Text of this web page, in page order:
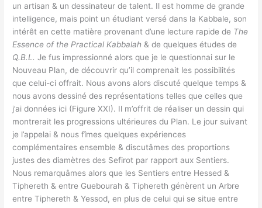
un artisan & un dessinateur de talent. Il est homme de grande
intelligence, mais point un étudiant versé dans la Kabbale, son
intérêt en cette matière provenant d’une lecture rapide de The
Essence of the Practical Kabbalah & de quelques études de
Q.B.L. Je fus impressionné alors que je le questionnai sur le
Nouveau Plan, de découvrir qu’il comprenait les possibilités
que celui-ci offrait. Nous avons alors discuté quelque temps &
nous avons dessiné des représentations telles que celles que
j’ai données ici (Figure XXI). Il m’offrit de réaliser un dessin qui
montrerait les progressions ultérieures du Plan. Le jour suivant
je l’appelai & nous fîmes quelques expériences
complémentaires ensemble & discutâmes des proportions
justes des diamètres des Sefirot par rapport aux Sentiers.
Nous remarquâmes alors que les Sentiers entre Hessed &
Tiphereth & entre Guebourah & Tiphereth génèrent un Arbre
entre Tiphereth & Yessod, en plus de celui qui se situe entre